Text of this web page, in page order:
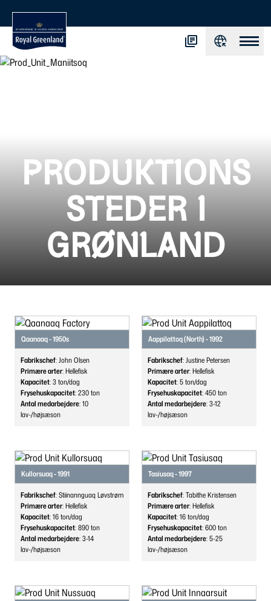
PRODUKTIONS
STEDER I
GRØNLAND
Qaanaaq - 1950s
Fabrikschef: John Olsen
Primære arter: Hellefisk
Kapacitet: 3ton/dag
Frysehuskapacitet: 230ton
Antal medarbejdere: 10
lav-/højsæson
Aappilattoq (North) - 1992
Fabrikschef: Justine Petersen
Primære arter: Hellefisk
Kapacitet: 5ton/dag
Frysehuskapacitet: 450ton
Antal medarbejdere: 3-12
lav-/højsæson
Kullorsuaq - 1991
Fabrikschef: Stiinannguaq Løvstrøm
Primære arter: Hellefisk
Kapacitet: 16ton/dag
Frysehuskapacitet: 890ton
Antal medarbejdere: 3-14
lav-/højsæson
Tasiusaq - 1997
Fabrikschef: Tabithe Kristensen
Primære arter: Hellefisk
Kapacitet: 16ton/dag
Frysehuskapacitet: 600ton
Antal medarbejdere: 5-25
lav-/højsæson